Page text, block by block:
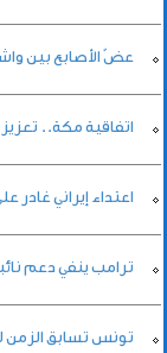
عضّ الأصابع بين
اتفاقية مكة.. تعزيز
اعتداء إيراني غادر
ترامب ينفي دعم
تونس تسابق الزمن